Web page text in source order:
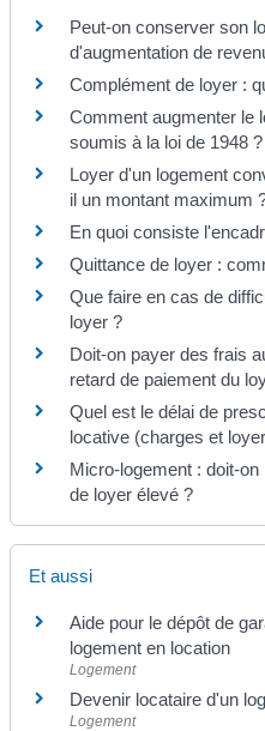
Peut-on conserver son
d'augmentation de
Complément de loyer :
Comment augmenter le
soumis à la loi de 1948 ?
Loyer d'un logement
il un montant maximum
En quoi consiste
Quittance de loyer :
Que faire en cas de
loyer ?
Doit-on payer des frais
retard de paiement du
Quel est le délai de
locative (charges et
Micro-logement : doit-
de loyer élevé ?
Et aussi
Aide pour le dépôt de
logement en location
Logement
Devenir locataire d'un
Logement